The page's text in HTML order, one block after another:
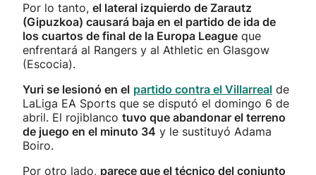
Por lo tanto, el lateral izquierdo de Zarautz
(Gipuzkoa) causará baja en el partido de ida de
los cuartos de final de la Europa League que
enfrentará al Rangers y al Athletic en Glasgow
(Escocia).
Yuri se lesionó en el partido contra el Villarreal de
LaLiga EA Sports que se disputó el domingo 6 de
abril. El rojiblanco tuvo que abandonar el terreno
de juego en el minuto 34 y le sustituyó Adama
Boiro.
Por otro lado, parece que el técnico del conjunto